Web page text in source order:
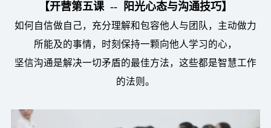
【开营第五课 -- 阳光心态与沟通技巧】
如何自信做自己，充分理解和包容他人与团队，主动做力
所能及的事情，时刻保持一颗向他人学习的心，
坚信沟通是解决一切矛盾的最佳方法，这些都是智慧工作
的法则。